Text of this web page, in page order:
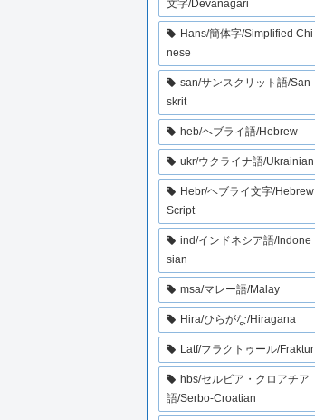
文字/Devanagari
Hans/簡体字/Simplified Chi
nese
san/サンスクリット語/San
skrit
heb/ヘブライ語/Hebrew
ukr/ウクライナ語/Ukrainian
Hebr/ヘブライ文字/Hebrew
Script
ind/インドネシア語/Indone
sian
msa/マレー語/Malay
Hira/ひらがな/Hiragana
Latf/フラクトゥール/Fraktur
hbs/セルビア・クロアチア
語/Serbo-Croatian